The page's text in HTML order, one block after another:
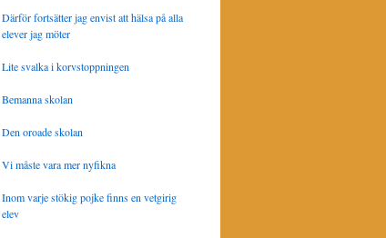
Därför fortsätter jag envist att hälsa på alla
elever jag möter
Lite svalka i korvstoppningen
Bemanna skolan
Den oroade skolan
Vi måste vara mer nyfikna
Inom varje stökig pojke finns en vetgirig
elev